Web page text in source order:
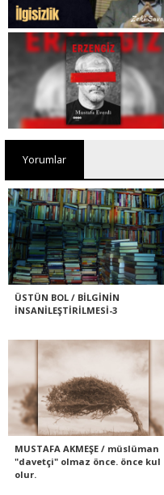
Yorumlar
ÜSTÜN BOL / BİLGİNİN
İNSANİLEŞTİRİLMESİ-3
MUSTAFA AKMEŞE / müslüman
"davetçi" olmaz önce. önce kul
olur.